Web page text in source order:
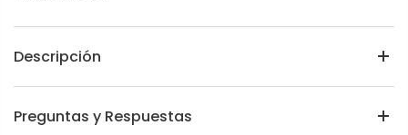
Descripción
Preguntas y Respuestas